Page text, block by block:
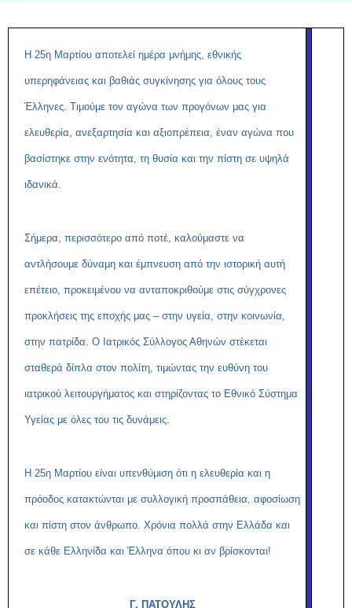
Η 25η Μαρτίου αποτελεί ημέρα μνήμης, εθνικής
υπερηφάνειας και βαθιάς συγκίνησης για όλους τους
Έλληνες. Τιμούμε τον αγώνα των προγόνων μας για
ελευθερία, ανεξαρτησία και αξιοπρέπεια, έναν αγώνα που
βασίστηκε στην ενότητα, τη θυσία και την πίστη σε υψηλά
ιδανικά.
Σήμερα, περισσότερο από ποτέ, καλούμαστε να
αντλήσουμε δύναμη και έμπνευση από την ιστορική αυτή
επέτειο, προκειμένου να ανταποκριθούμε στις σύγχρονες
προκλήσεις της εποχής μας – στην υγεία, στην κοινωνία,
στην πατρίδα. Ο Ιατρικός Σύλλογος Αθηνών στέκεται
σταθερά δίπλα στον πολίτη, τιμώντας την ευθύνη του
ιατρικού λειτουργήματος και στηρίζοντας το Εθνικό Σύστημα
Υγείας με όλες του τις δυνάμεις.
Η 25η Μαρτίου είναι υπενθύμιση ότι η ελευθερία και η
πρόοδος κατακτώνται με συλλογική προσπάθεια, αφοσίωση
και πίστη στον άνθρωπο. Χρόνια πολλά στην Ελλάδα και
σε κάθε Ελληνίδα και Έλληνα όπου κι αν βρίσκονται!
Γ. ΠΑΤΟΥΛΗΣ